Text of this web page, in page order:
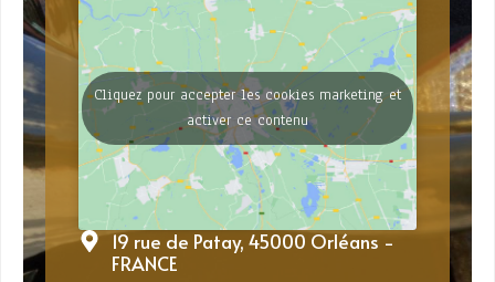
Cliquez pour accepter les cookies marketing et
activer ce contenu
19 rue de Patay, 45000 Orléans -
FRANCE